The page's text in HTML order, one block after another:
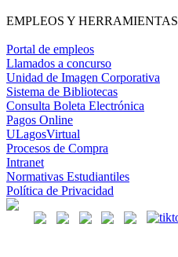
EMPLEOS Y HERRAMIENTAS
Portal de empleos
Llamados a concurso
Unidad de Imagen Corporativa
Sistema de Bibliotecas
Consulta Boleta Electrónica
Pagos Online
ULagosVirtual
Procesos de Compra
Intranet
Normativas Estudiantiles
Política de Privacidad